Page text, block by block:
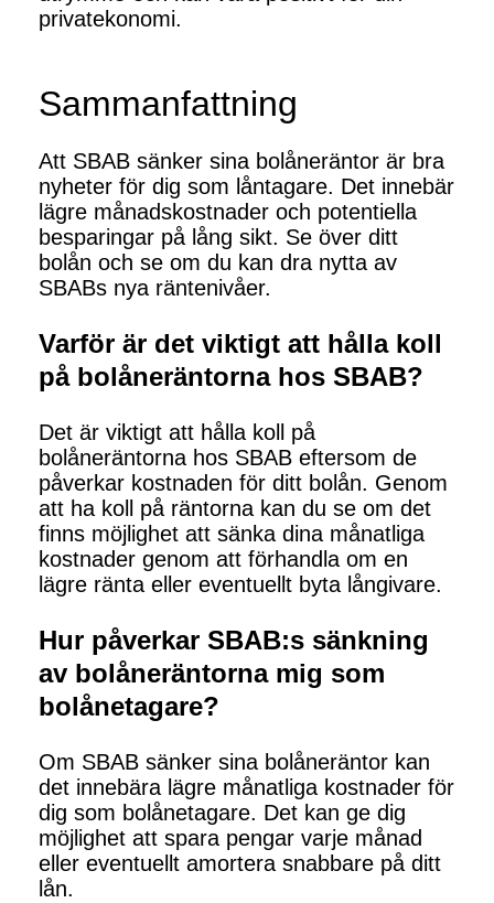
privatekonomi.
Sammanfattning
Att SBAB sänker sina bolåneräntor är bra
nyheter för dig som låntagare. Det innebär
lägre månadskostnader och potentiella
besparingar på lång sikt. Se över ditt
bolån och se om du kan dra nytta av
SBABs nya räntenivåer.
Varför är det viktigt att hålla koll
på bolåneräntorna hos SBAB?
Det är viktigt att hålla koll på
bolåneräntorna hos SBAB eftersom de
påverkar kostnaden för ditt bolån. Genom
att ha koll på räntorna kan du se om det
finns möjlighet att sänka dina månatliga
kostnader genom att förhandla om en
lägre ränta eller eventuellt byta långivare.
Hur påverkar SBAB:s sänkning
av bolåneräntorna mig som
bolånetagare?
Om SBAB sänker sina bolåneräntor kan
det innebära lägre månatliga kostnader för
dig som bolånetagare. Det kan ge dig
möjlighet att spara pengar varje månad
eller eventuellt amortera snabbare på ditt
lån.